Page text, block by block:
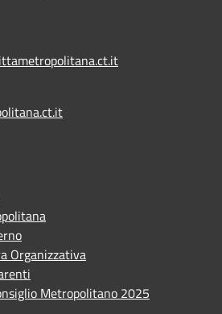
Organizzativa
Metropolitano 2025